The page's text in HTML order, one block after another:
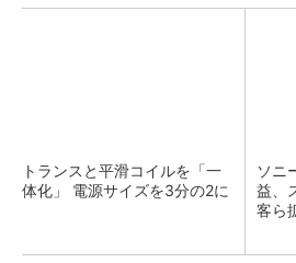
トランスと平滑コイルを「一
体化」 電源サイズを3分の2に
ソニ
益、
客ら